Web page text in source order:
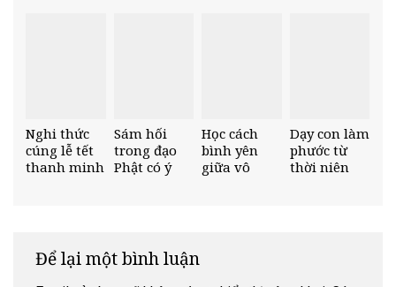
Nghi thức
cúng lễ tết
thanh minh
Sám hối
trong đạo
Phật có ý
Học cách
bình yên
giữa vô
Dạy con làm
phước từ
thời niên
Để lại một bình luận